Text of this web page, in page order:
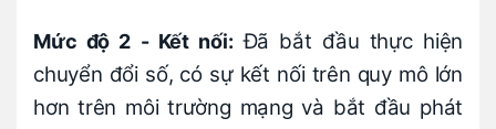
Mức độ 2 - Kết nối: Đã bắt đầu thực hiện
chuyển đổi số, có sự kết nối trên quy mô lớn
hơn trên môi trường mạng và bắt đầu phát